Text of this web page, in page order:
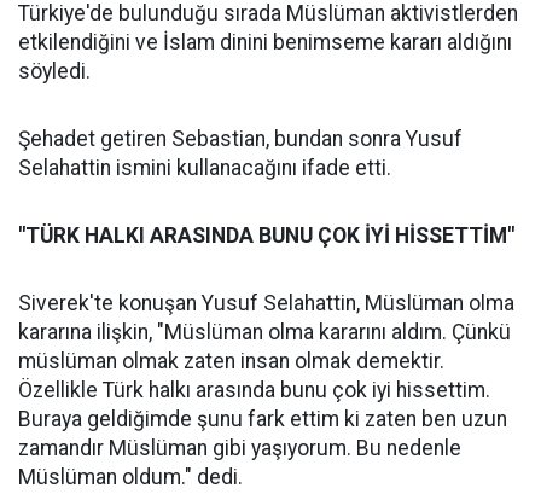
Türkiye'de bulunduğu sırada Müslüman aktivistlerden
etkilendiğini ve İslam dinini benimseme kararı aldığını
söyledi.
Şehadet getiren Sebastian, bundan sonra Yusuf
Selahattin ismini kullanacağını ifade etti.
"TÜRK HALKI ARASINDA BUNU ÇOK İYİ HİSSETTİM"
Siverek'te konuşan Yusuf Selahattin, Müslüman olma
kararına ilişkin, "Müslüman olma kararını aldım. Çünkü
müslüman olmak zaten insan olmak demektir.
Özellikle Türk halkı arasında bunu çok iyi hissettim.
Buraya geldiğimde şunu fark ettim ki zaten ben uzun
zamandır Müslüman gibi yaşıyorum. Bu nedenle
Müslüman oldum." dedi.